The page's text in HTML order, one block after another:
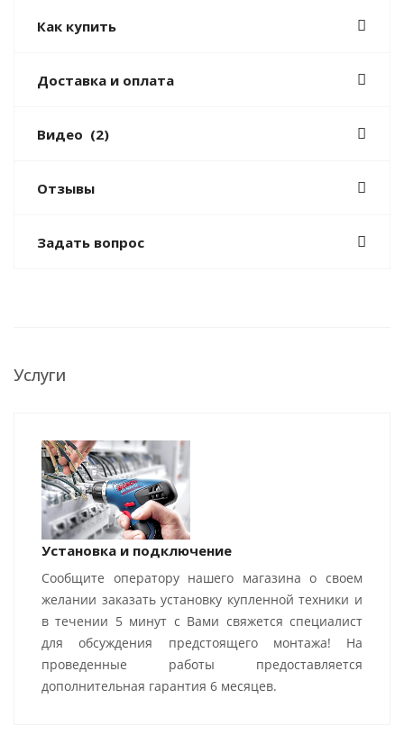
Как купить
Доставка и оплата
Видео (2)
Отзывы
Задать вопрос
Услуги
Установка и подключение
Сообщите оператору нашего магазина о своем
желании заказать установку купленной техники и
в течении 5 минут с Вами свяжется специалист
для обсуждения предстоящего монтажа! На
проведенные работы предоставляется
дополнительная гарантия 6 месяцев.